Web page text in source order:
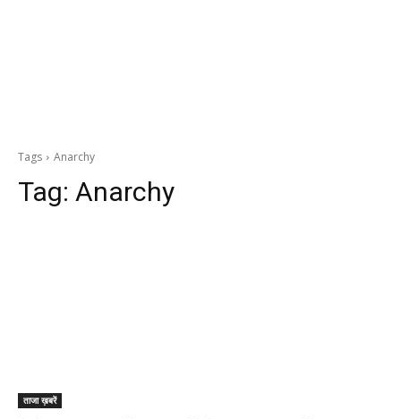
Tags Anarchy
Tag: Anarchy
ताजा ख़बरें